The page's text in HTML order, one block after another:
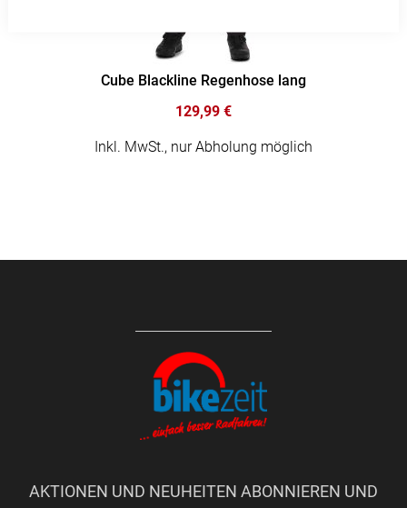
Cube Blackline Regenhose lang
129,99 €
Inkl. MwSt., nur Abholung möglich
AKTIONEN UND NEUHEITEN ABONNIEREN UND